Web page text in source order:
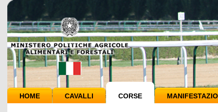
HOME CAVALLI CORSE